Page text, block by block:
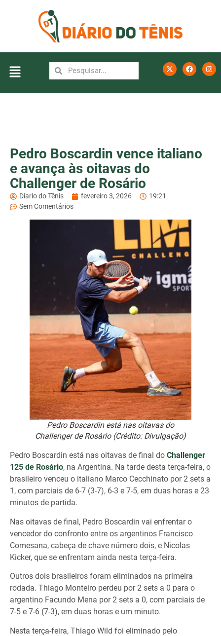
Pedro Boscardin vence italiano
e avança às oitavas do
Challenger de Rosário
Diario do Tênis fevereiro 3, 2026
19:21
Sem Comentários
Pedro Boscardin está nas oitavas do
Challenger de Rosário (Crédito: Divulgação)
Pedro Boscardin está nas oitavas de final do Challenger
125 de Rosário, na Argentina. Na tarde desta terça-feira, o
brasileiro venceu o italiano Marco Cecchinato por 2 sets a
1, com parciais de 6-7 (3-7), 6-3 e 7-5, em duas horas e 23
minutos de partida.
Nas oitavas de final, Pedro Boscardin vai enfrentar o
vencedor do confronto entre os argentinos Francisco
Comesana, cabeça de chave número dois, e Nicolas
Kicker, que se enfrentam ainda nesta terça-feira.
Outros dois brasileiros foram eliminados na primeira
rodada. Thiago Monteiro perdeu por 2 sets a 0 para o
argentino Facundo Mena por 2 sets a 0, com parciais de
7-5 e 7-6 (7-3), em duas horas e um minuto.
Nesta terça-feira, Thiago Wild foi eliminado pelo